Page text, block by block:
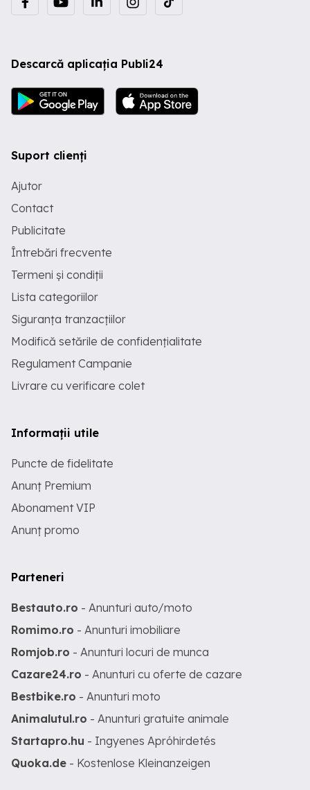
Descarcă aplicația Publi24
Suport clienți
Ajutor
Contact
Publicitate
Întrebări frecvente
Termeni și condiții
Lista categoriilor
Siguranța tranzacțiilor
Modifică setările de confidențialitate
Regulament Campanie
Livrare cu verificare colet
Informații utile
Puncte de fidelitate
Anunț Premium
Abonament VIP
Anunț promo
Parteneri
Bestauto.ro - Anunturi auto/moto
Romimo.ro - Anunturi imobiliare
Romjob.ro - Anunturi locuri de munca
Cazare24.ro - Anunturi cu oferte de cazare
Bestbike.ro - Anunturi moto
Animalutul.ro - Anunturi gratuite animale
Startapro.hu - Ingyenes Apróhirdetés
Quoka.de - Kostenlose Kleinanzeigen